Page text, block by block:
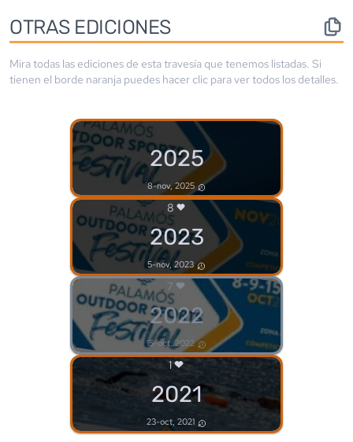
OTRAS EDICIONES
Mira todas las ediciones de esta travesía que tenemos listadas. Si
tienen el borde naranja puedes hacer clic para ver todos los detalles.
2025
8-nov, 2025
8
2023
5-nov, 2023
7
2022
15-oct, 2022
1
2021
23-oct, 2021